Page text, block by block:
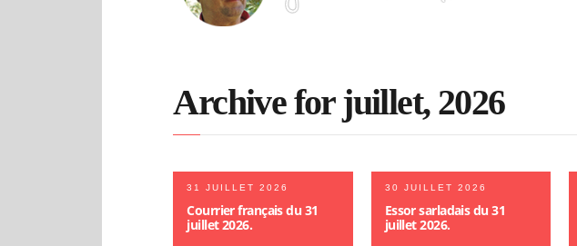
Archive for juillet, 2026
31 JUILLET 2026
Courrier français du 31
juillet 2026.
30 JUILLET 2026
Essor sarladais du 31
juillet 2026.